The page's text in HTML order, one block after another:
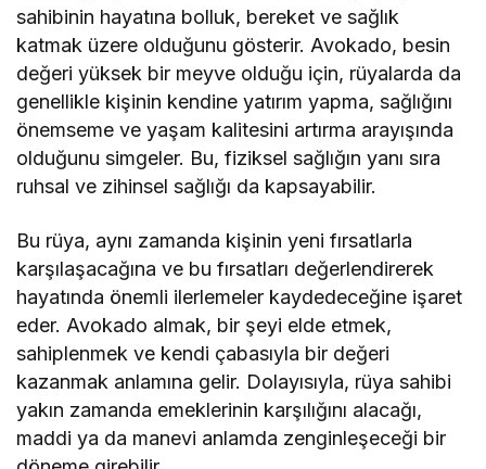
sahibinin hayatına bolluk, bereket ve sağlık
katmak üzere olduğunu gösterir. Avokado, besin
değeri yüksek bir meyve olduğu için, rüyalarda da
genellikle kişinin kendine yatırım yapma, sağlığını
önemseme ve yaşam kalitesini artırma arayışında
olduğunu simgeler. Bu, fiziksel sağlığın yanı sıra
ruhsal ve zihinsel sağlığı da kapsayabilir.
Bu rüya, aynı zamanda kişinin yeni fırsatlarla
karşılaşacağına ve bu fırsatları değerlendirerek
hayatında önemli ilerlemeler kaydedeceğine işaret
eder. Avokado almak, bir şeyi elde etmek,
sahiplenmek ve kendi çabasıyla bir değeri
kazanmak anlamına gelir. Dolayısıyla, rüya sahibi
yakın zamanda emeklerinin karşılığını alacağı,
maddi ya da manevi anlamda zenginleşeceği bir